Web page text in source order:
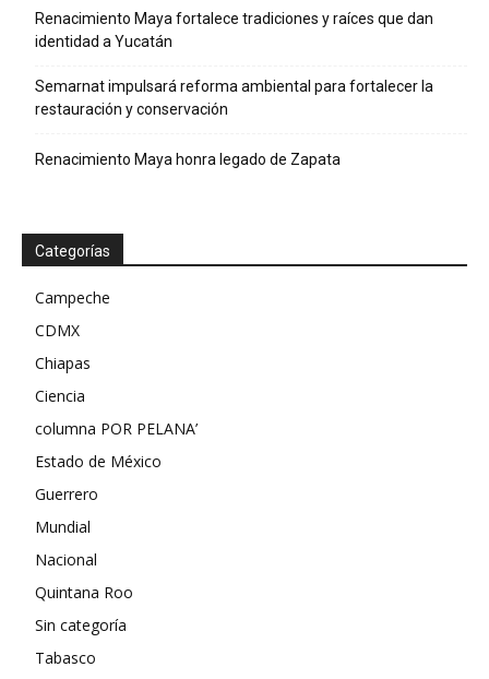
Renacimiento Maya fortalece tradiciones y raíces que dan
identidad a Yucatán
Semarnat impulsará reforma ambiental para fortalecer la
restauración y conservación
Renacimiento Maya honra legado de Zapata
Categorías
Campeche
CDMX
Chiapas
Ciencia
columna POR PELANA’
Estado de México
Guerrero
Mundial
Nacional
Quintana Roo
Sin categoría
Tabasco